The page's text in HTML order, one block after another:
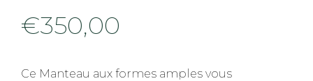
€350,00
Ce Manteau aux formes amples vous